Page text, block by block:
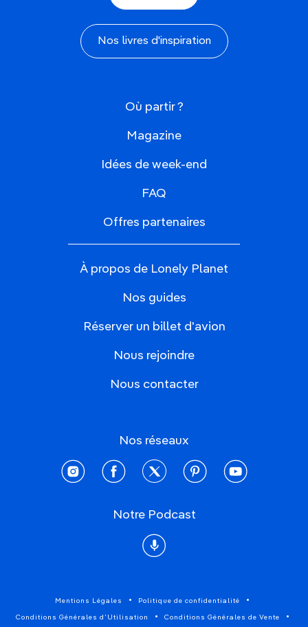
Nos livres d'inspiration
Où partir ?
Magazine
Idées de week-end
FAQ
Offres partenaires
À propos de Lonely Planet
Nos guides
Réserver un billet d'avion
Nous rejoindre
Nous contacter
Nos réseaux
instagramfacebooktwitter pinterestyoutube
Notre Podcast
Podcast
Mentions Légales Politique de confidentialité
Conditions Générales d'Utilisation Conditions Générales de Vente